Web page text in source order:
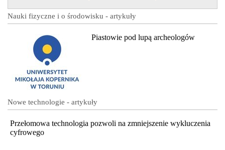
Nauki fizyczne i o środowisku - artykuły
Piastowie pod lupą archeologów
Nowe technologie - artykuły
Przełomowa technologia pozwoli na zmniejszenie wykluczenia
cyfrowego